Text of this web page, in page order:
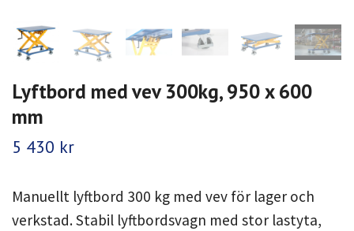
Lyftbord med vev 300kg, 950 x 600
mm
5 430 kr
Manuellt lyftbord 300 kg med vev för lager och
verkstad. Stabil lyftbordsvagn med stor lastyta,